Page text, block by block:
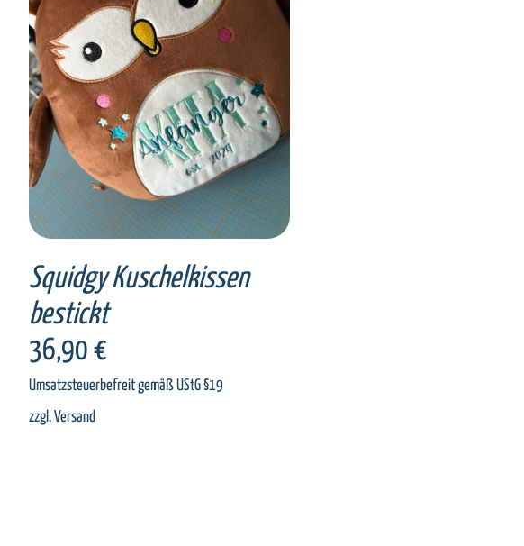
SELECT OPTIONS / DETAILS
Squidgy Kuschelkissen
bestickt
36,90 €
Umsatzsteuerbefreit gemäß UStG §19
zzgl.Versand